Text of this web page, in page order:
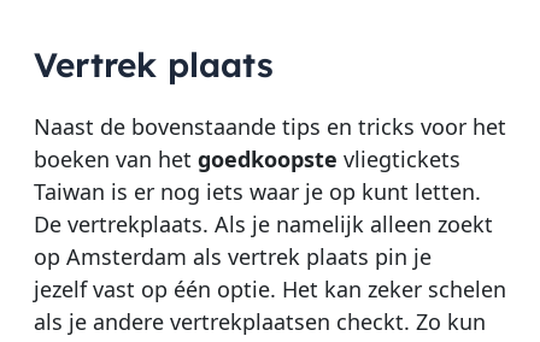
Vertrek plaats
Naast de bovenstaande tips en tricks voor het
boeken van het goedkoopste vliegtickets
Taiwan is er nog iets waar je op kunt letten.
De vertrekplaats. Als je namelijk alleen zoekt
op Amsterdam als vertrek plaats pin je
jezelf vast op één optie. Het kan zeker schelen
als je andere vertrekplaatsen checkt. Zo kun